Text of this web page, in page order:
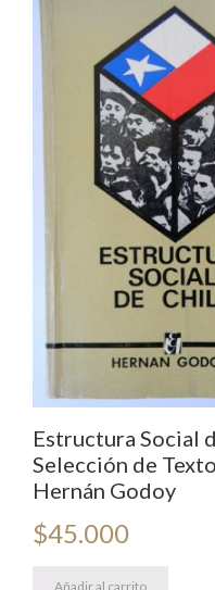
Estructura Social
Selección de
Hernán Godoy
$45.000
Añadir al carrito